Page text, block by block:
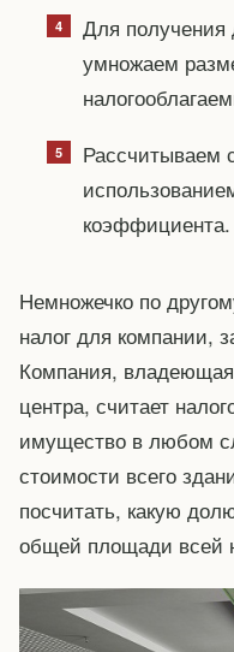
Для получения
умножаем
Рассчитываем
коэффициента.
Немножечко по
налог для компании,
Компания, владеющая
центра, считает
имущество в любом
стоимости всего
посчитать, какую
общей площади всей